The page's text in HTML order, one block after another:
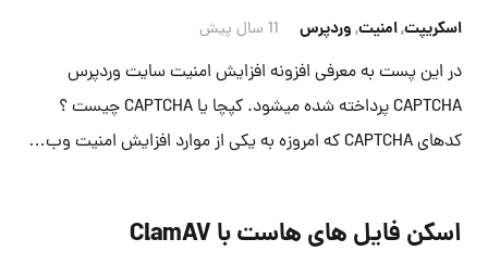
اسکریپت,امنیت,وردپرس 11 سال پیش
در این پست به معرفی افزونه افزایش امنیت سایت وردپرس
CAPTCHA پرداخته شده میشود. کپچا یا CAPTCHA چیست ؟
کدهای CAPTCHA که امروزه به یکی از موارد افزایش امنیت وب…
اسکن فایل های هاست با ClamAV